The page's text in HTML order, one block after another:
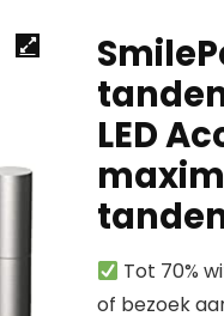
LED
Tot 70%
of bezoek